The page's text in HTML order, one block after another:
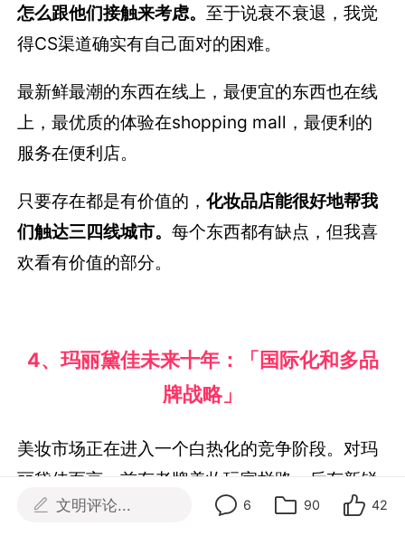
怎么跟他们接触来考虑。至于说衰不衰退，我觉
得CS渠道确实有自己面对的困难。
最新鲜最潮的东西在线上，最便宜的东西也在线
上，最优质的体验在shopping mall，最便利的
服务在便利店。
只要存在都是有价值的，化妆品店能很好地帮我
们触达三四线城市。每个东西都有缺点，但我喜
欢看有价值的部分。
4、玛丽黛佳未来十年：
「国际化和多品
牌战略」
美妆市场正在进入一个白热化的竞争阶段。对玛
丽黛佳而言，前有老牌美妆玩家拦路，后有新锐
品牌虎视眈眈，应该抓住哪些关键增长点变得极
文明评论... 6 90 42